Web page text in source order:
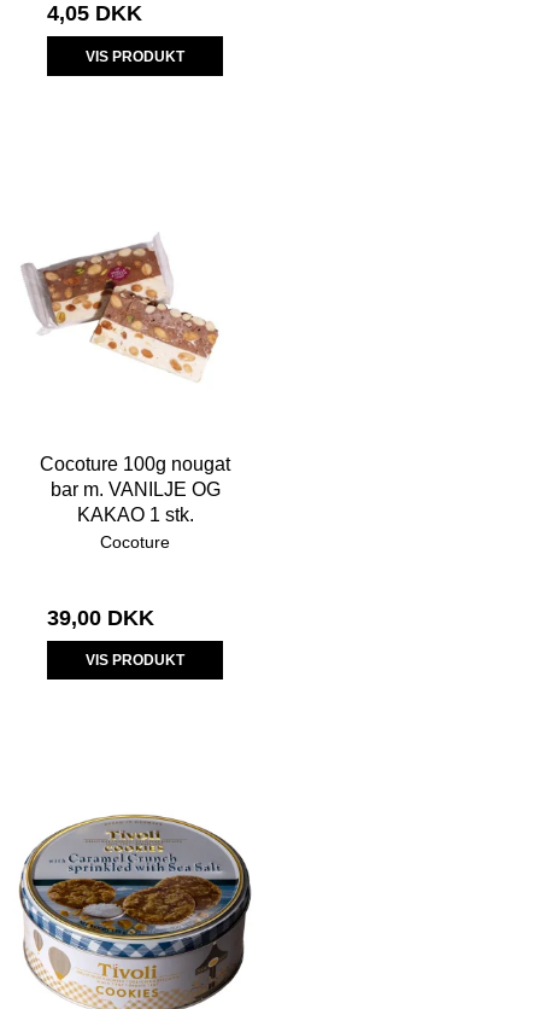
4,05 DKK
VIS PRODUKT
Cocoture 100g nougat
bar m. VANILJE OG
KAKAO 1 stk.
Cocoture
39,00 DKK
VIS PRODUKT